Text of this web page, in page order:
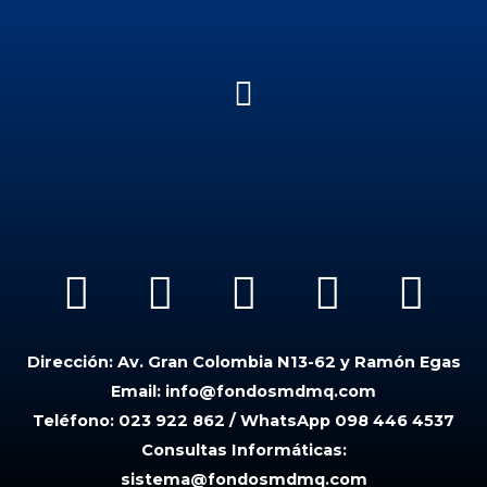
Menú
W
a
t
F
c
e
b
L
n
k
e
T
k
t
o
I
s
t
Dirección:Av. Gran Colombia N13-62 y Ramón Egas
Email: info@fondosmdmq.com
Teléfono: 023 922 862 / WhatsApp 098 446 4537
Consultas Informáticas:
sistema@fondosmdmq.com